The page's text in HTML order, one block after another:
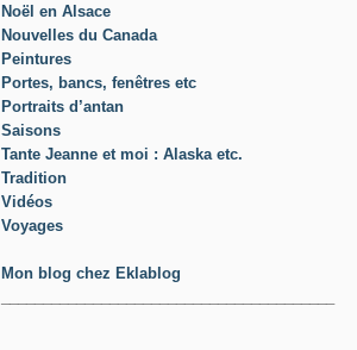
Noël en Alsace
Nouvelles du Canada
Peintures
Portes, bancs, fenêtres etc
Portraits d’antan
Saisons
Tante Jeanne et moi : Alaska etc.
Tradition
Vidéos
Voyages
Mon blog chez Eklablog